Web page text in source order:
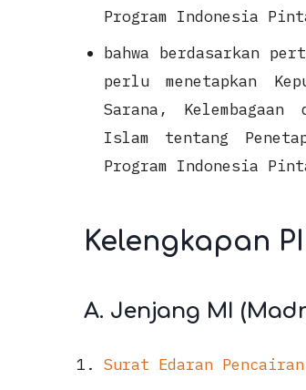
Program Indonesia
bahwa berdasarkan
perlu menetapkan
Sarana,
Islam tentang
Program Indonesia
Kelengkapan
A. Jenjang MI
Surat Edaran